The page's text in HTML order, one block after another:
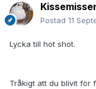
Postad 11
Lycka till hot shot.
Tråkigt att du blivit för